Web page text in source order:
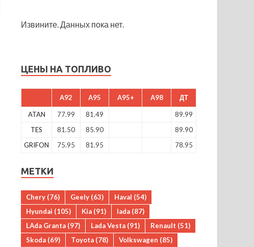
Извините. Данных пока нет.
ЦЕНЫ НА ТОПЛИВО
A92 A95 A95+ A98 ДТ
ATAN 77.99 81.49
89.99
TES
81.50 85.90
89.90
GRIFON
75.95 81.95 78.95
МЕТКИ
Chery (76) Geely (63) Haval (54)
Hyundai (105) Kia (91) lada (87)
LAda Granta (97) Lada Vesta (91) Renault (51)
Skoda (69) Toyota (78) Volkswagen (85)